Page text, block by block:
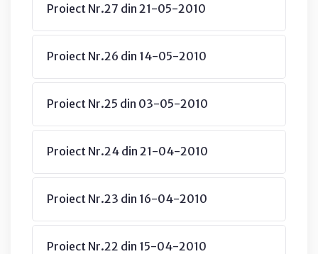
Proiect Nr.27 din 21-05-2010
Proiect Nr.26 din 14-05-2010
Proiect Nr.25 din 03-05-2010
Proiect Nr.24 din 21-04-2010
Proiect Nr.23 din 16-04-2010
Proiect Nr.22 din 15-04-2010